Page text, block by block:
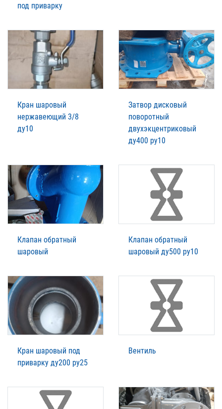
под приварку
Кран шаровый
нержавеющий 3/8
ду10
Затвор дисковый
поворотный
двухэкцентриковый
ду400 ру10
Клапан обратный
шаровый
Клапан обратный
шаровый ду500 ру10
Кран шаровый под
приварку ду200 ру25
Вентиль